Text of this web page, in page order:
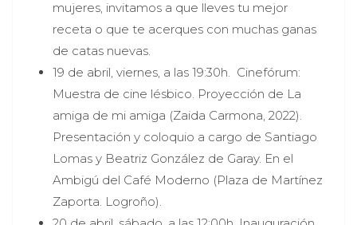
mujeres, invitamos a que lleves tu mejor
receta o que te acerques con muchas ganas
de catas nuevas.
19 de abril, viernes, a las 19:30h. Cinefórum:
Muestra de cine lésbico. Proyección de La
amiga de mi amiga (Zaida Carmona, 2022).
Presentación y coloquio a cargo de Santiago
Lomas y Beatriz González de Garay. En el
Ambigú del Café Moderno (Plaza de Martínez
Zaporta. Logroño).